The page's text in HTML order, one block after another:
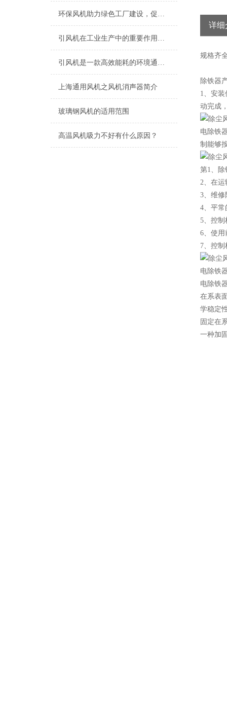
环保风机助力绿色工厂建设，促进节能减排
引风机在工业生产中的重要作用及发展趋势
引风机是一款高效能耗的环境通风设备
上海​通用风机之风机消声器简介
玻璃钢风机的适用范围
高温风机吸力不好有什么原因？
详细
规格齐
除铁器
1、安
动完成
电除铁
制能够
第1、
2、在运
3、维
4、平常
5、控制
6、使用
7、控
电除铁
电除铁
在系表
学稳定
固定在
一种加